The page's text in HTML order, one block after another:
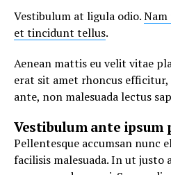
Vestibulum at ligula odio.Nam
et tincidunt tellus.
Aenean mattis eu velit vitae
erat sit amet rhoncus efficitur,
ante, non malesuada lectus
Vestibulum ante ipsum
Pellentesque accumsan nunc
facilisis malesuada. In ut justo